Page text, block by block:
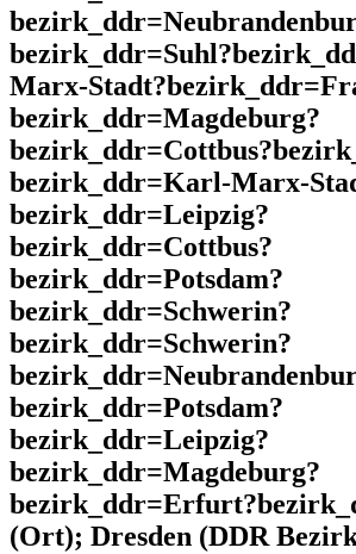
Marx-
bezirk_ddr=Magdeburg?
bezirk_ddr=Karl-Marx-
bezirk_ddr=Leipzig?
bezirk_ddr=Cottbus?
bezirk_ddr=Potsdam?
bezirk_ddr=Schwerin?
bezirk_ddr=Schwerin?
bezirk_ddr=Potsdam?
bezirk_ddr=Leipzig?
bezirk_ddr=Magdeburg?
(Ort); Dresden (DDR